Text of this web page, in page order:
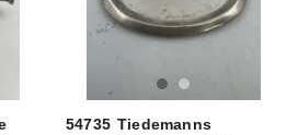
54735 Tiedemanns